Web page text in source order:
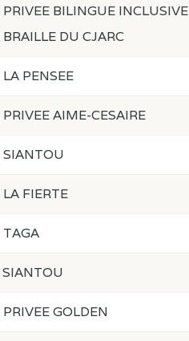
PRIVEE BILINGUE INCLUSIVE
DU CJARC
PENSEE
PRIVEE AIME-CESAIRE
SIANTOU
LA FIERTE
TAGA
PRIVEE GOLDEN